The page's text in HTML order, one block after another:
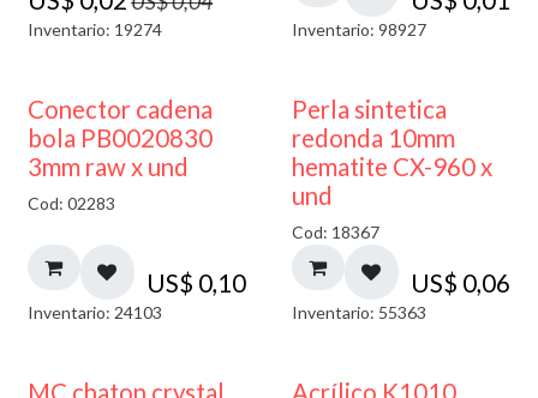
Inventario: 19274 Inventario: 98927
Conector cadena
bola PB0020830
3mm raw x und
Cod: 02283
US$ 0,10
Inventario: 24103
Perla sintetica
redonda 10mm
hematite CX-960 x
und
Cod: 18367
US$ 0,06
Inventario: 55363
MC chaton crystal
Acrílico K1010